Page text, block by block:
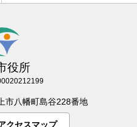
役所
市八幡町島谷228番地
クセスマップ